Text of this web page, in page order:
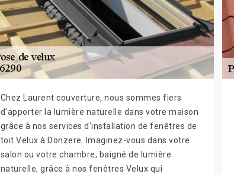
Chez Laurent couverture, nous sommes fiers
d'apporter la lumière naturelle dans votre maison
grâce à nos services d'installation de fenêtres de
toit Velux à Donzere. Imaginez-vous dans votre
salon ou votre chambre, baigné de lumière
naturelle, grâce à nos fenêtres Velux qui